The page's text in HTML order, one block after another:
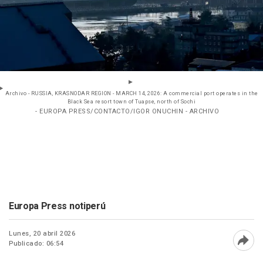
Archivo - RUSSIA, KRASNODAR REGION - MARCH 14, 2026: A commercial port operates in the
Black Sea resort town of Tuapse, north of Sochi
- EUROPA PRESS/CONTACTO/IGOR ONUCHIN - ARCHIVO
Europa Press notiperú
Lunes, 20 abril 2026
Publicado: 06:54